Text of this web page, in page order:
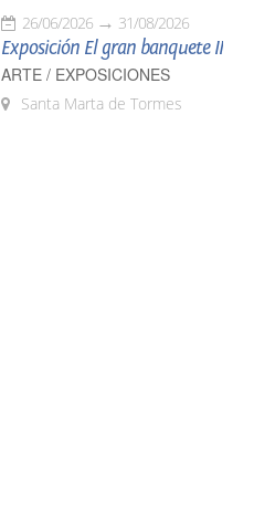
26/06/2026 31/08/2026
Exposición El gran banquete II
ARTE / EXPOSICIONES
Santa Marta de Tormes